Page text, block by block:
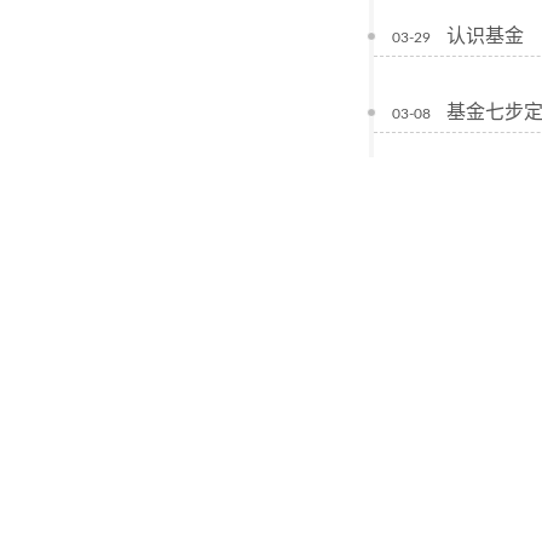
03-29 认识基金
03-08 基金七步